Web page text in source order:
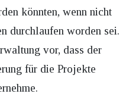
könnten, wenn nicht
durchlaufen worden sei.
vor, dass der
für die Projekte